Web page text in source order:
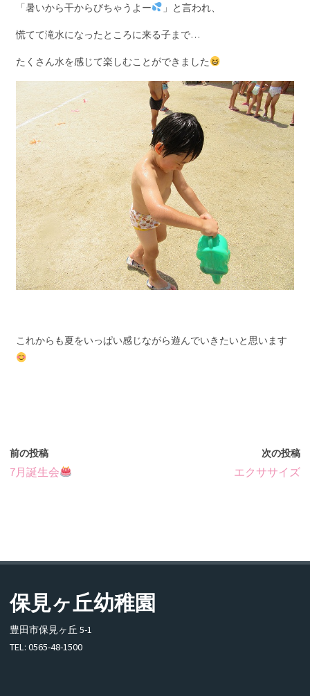
「暑いから干からびちゃうよー 」と言われ、
慌てて滝水になったところに来る子まで…
たくさん水を感じて楽しむことができました
これからも夏をいっぱい感じながら遊んでいきたいと思います
前の投稿
7月誕生会
次の投稿
エクササイズ
保見ヶ丘幼稚園
豊田市保見ヶ丘 5-1
TEL: 0565-48-1500